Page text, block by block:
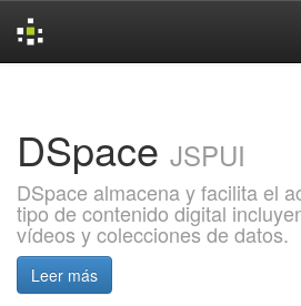
DSpace JSPUI
DSpace almacena y facilita el
tipo de contenido digital
vídeos y colecciones de datos.
Leer más